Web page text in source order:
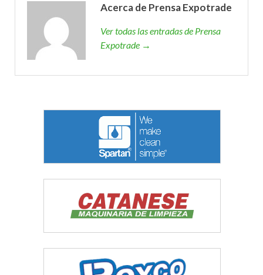
Acerca de Prensa Expotrade
Ver todas las entradas de Prensa
Expotrade →